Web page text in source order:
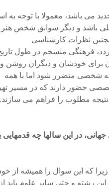
می باشد، معمولا با توجه به
باشد و دیگر سوابق شخص
نظرات کارشناسی
فرهنگی منسجم در طول
خودشان و دیگران روشن
شخصی متضرر شود اما با همه
حضور دارند که در مسیر
مطلوب را فراهم می سازند.
در این سالها چه قدمهایی
که این سوال را همیشه از
رشته و حتی سایر علوم باید